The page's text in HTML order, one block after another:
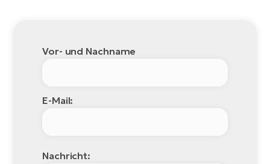
Vor- und Nachname
E-Mail:
Nachricht: